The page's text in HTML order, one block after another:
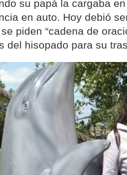
su papá la cargaba
en auto. Hoy debió
piden “cadena de
del hisopado para su